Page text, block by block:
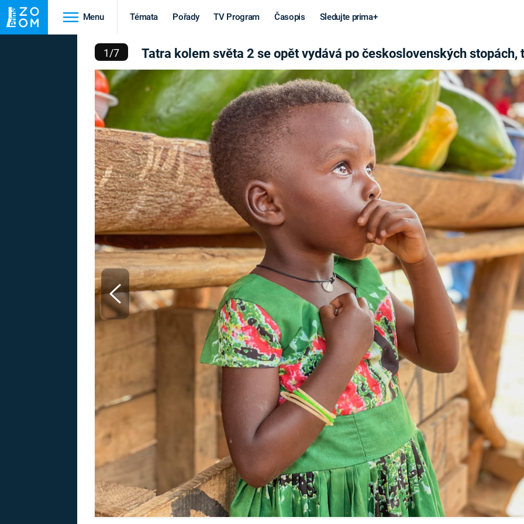
Menu Témata Pořady TV Program Časopis Sledujte prima+
HRADY A ZÁMKY
HEDVÁBNÁ STEZKA
Historie
VIKINGOVÉ
EPIDEMIE A
PANDEMIE
STAROVĚKÝ EGYPT
Věda a
technika
KORONAVIRUS
VESMÍR
MARS
Války
STUDENÁ
VÁLKA VE
VIETNAMU
VÁLEČNÉ
SERIÁLY
světová válka
Výročí
MARIE TEREZIE
NAPOLEON
BONAPARTE
BRITSKÁ
KRÁLOVSKÁ
RODINA
Záhady a
konspirace
UFO A
MIMOZEMŠŤANÉ
UTAJENÉ PŘÍBĚHY
ČESKÝCH DĚJIN
ALTERNATIVNÍ
HISTORIE
FILMY
REALITA
HORORY
REALITA
OPTICKÉ
KLAMY
STOPÁCH, TENTOKRÁT V
1/7 Tatra kolem světa 2 se opět vydává po československých stopách,